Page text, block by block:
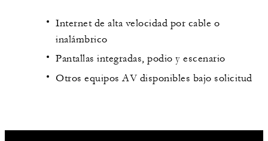
Internet de alta velocidad por cable o
inalámbrico
Pantallas integradas, podio y escenario
Otros equipos AV disponibles bajo solicitud